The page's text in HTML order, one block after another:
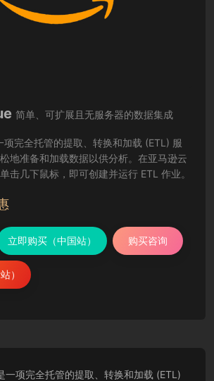
简单、可扩展且无服务器的数据集成
项完全托管的提取、转换和加载 (ETL) 服
地准备和加载数据以供分析。在亚马逊云
击几下鼠标，即可创建并运行 ETL 作业。
立即购买（中国站） 购买咨询
）
一项完全托管的提取、转换和加载 (ETL)